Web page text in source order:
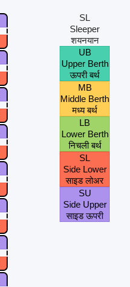
SL
Sleeper
शयनयान
UB
Upper Berth
ऊपरी बर्थ
MB
Middle Berth
मध्य बर्थ
LB
Lower Berth
निचली बर्थ
SL
Side Lower
साइड लोअर
SU
Side Upper
साइड ऊपरी